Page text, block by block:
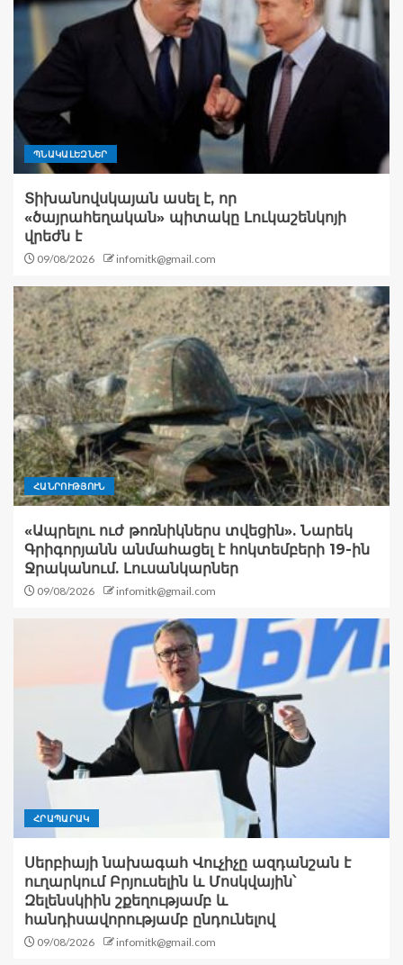
ՊՆԱԿԱԼԵԶՆԵՐ
Տիխանովսկայան ասել է, որ
«ծայրահեղական» պիտակը Լուկաշենկոյի
վրեժն է
09/08/2026 infomitk@gmail.com
ՀԱՆՐՈՒԹՅՈՒՆ
«Ապրելու ուժ թոռնիկներս տվեցին». Նարեկ
Գրիգորյանն անմահացել է հոկտեմբերի 19-ին
Ջրականում. Լուսանկարներ
09/08/2026 infomitk@gmail.com
ՀՐԱՊԱՐԱԿ
Սերբիայի նախագահ Վուչիչը ազդանշան է
ուղարկում Բրյուսելին և Մոսկվային՝
Զելենսկիին շքեղությամբ և
հանդիսավորությամբ ընդունելով
09/08/2026 infomitk@gmail.com